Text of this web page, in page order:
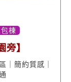
棟
旁】
｜簡約質感｜